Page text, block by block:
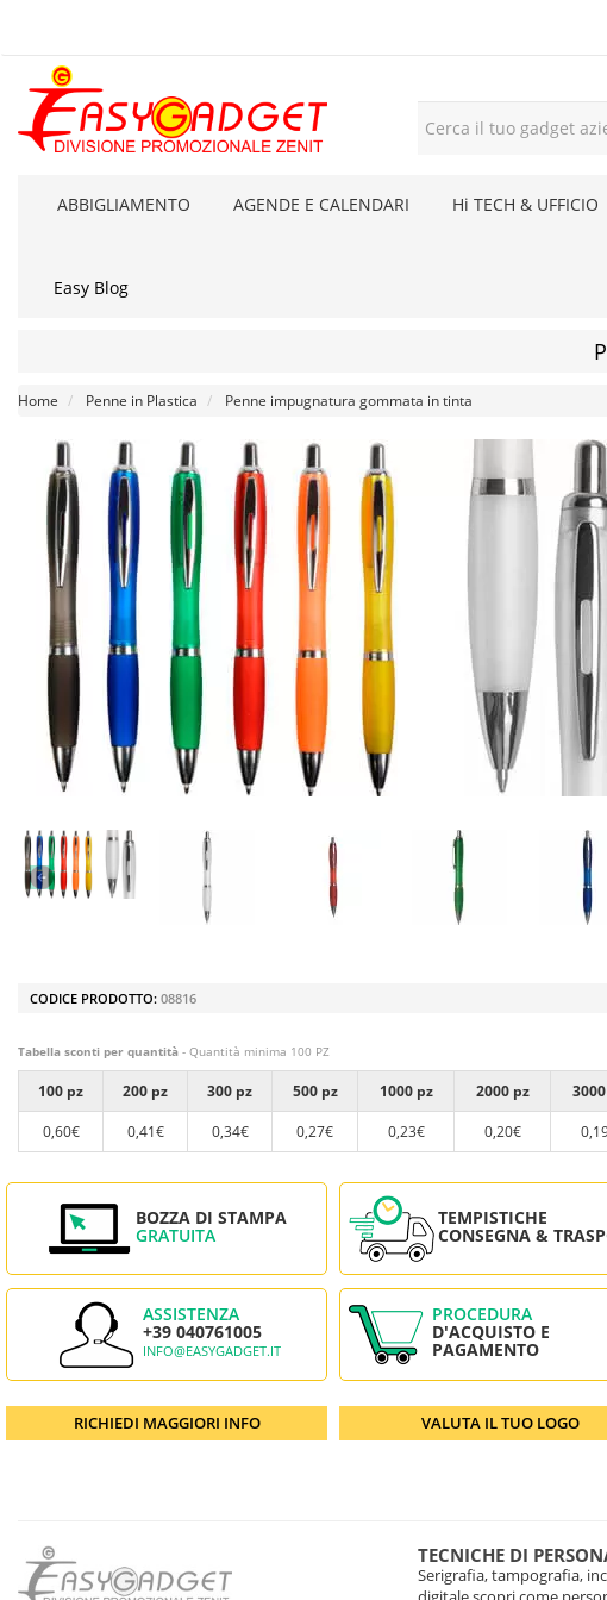
ABBIGLIAMENTO AGENDE E CALENDARI Hi TECH & UFFICIO
Easy Blog
Home Penne in Plastica Penne impugnatura gommata in tinta
CODICE PRODOTTO: 08816
Tabella sconti per quantità - Quantità minima 100 PZ
100 pz 200 pz 300 pz 500 pz 1000 pz 2000 pz
0,60€
0,41€ 0,34€ 0,27€ 0,23€ 0,20€
BOZZA DI STAMPA
GRATUITA
TEMPISTICHE
CONSEGNA &
ASSISTENZA
+39 040761005
INFO@EASYGADGET.IT
PROCEDURA
D'ACQUISTO E
PAGAMENTO
RICHIEDI MAGGIORI INFO VALUTA IL TUO LOGO
TECNICHE DI
Serigrafia, tampografia,